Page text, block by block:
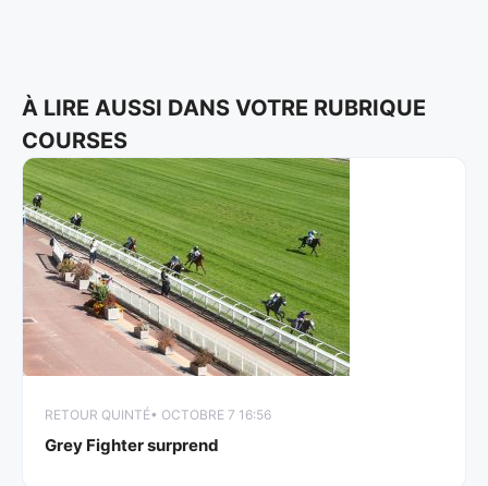
À LIRE AUSSI DANS VOTRE RUBRIQUE
COURSES
RETOUR QUINTÉ• OCTOBRE 7 16:56
Grey Fighter surprend